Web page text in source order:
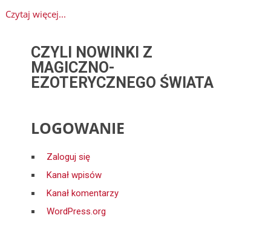
Czytaj więcej...
CZYLI NOWINKI Z
MAGICZNO-
EZOTERYCZNEGO ŚWIATA
LOGOWANIE
Zaloguj się
Kanał wpisów
Kanał komentarzy
WordPress.org